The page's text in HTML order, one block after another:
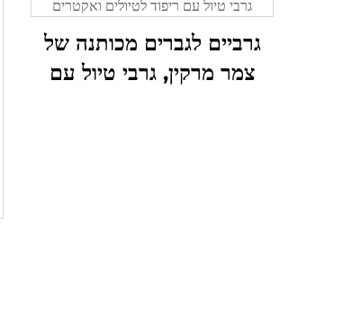
גרביים לגברים מכותנה של
צמר מרקין, גרבי טיול עם